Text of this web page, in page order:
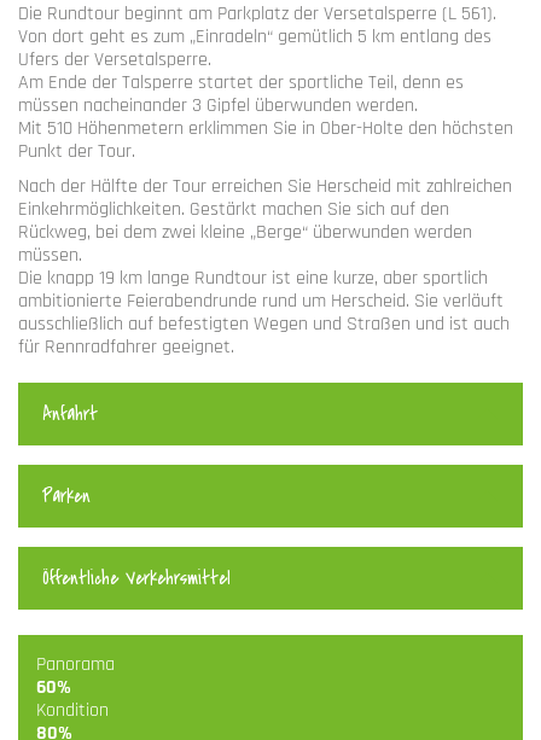
Die Rundtour beginnt am Parkplatz der Versetalsperre (L 561).
Von dort geht es zum „Einradeln“ gemütlich 5 km entlang des
Ufers der Versetalsperre.
Am Ende der Talsperre startet der sportliche Teil, denn es
müssen nacheinander 3 Gipfel überwunden werden.
Mit 510 Höhenmetern erklimmen Sie in Ober-Holte den höchsten
Punkt der Tour.
Nach der Hälfte der Tour erreichen Sie Herscheid mit zahlreichen
Einkehrmöglichkeiten. Gestärkt machen Sie sich auf den
Rückweg, bei dem zwei kleine „Berge“ überwunden werden
müssen.
Die knapp 19 km lange Rundtour ist eine kurze, aber sportlich
ambitionierte Feierabendrunde rund um Herscheid. Sie verläuft
ausschließlich auf befestigten Wegen und Straßen und ist auch
für Rennradfahrer geeignet.
Anfahrt
Parken
Öffentliche Verkehrsmittel
Panorama
60%
Kondition
80%